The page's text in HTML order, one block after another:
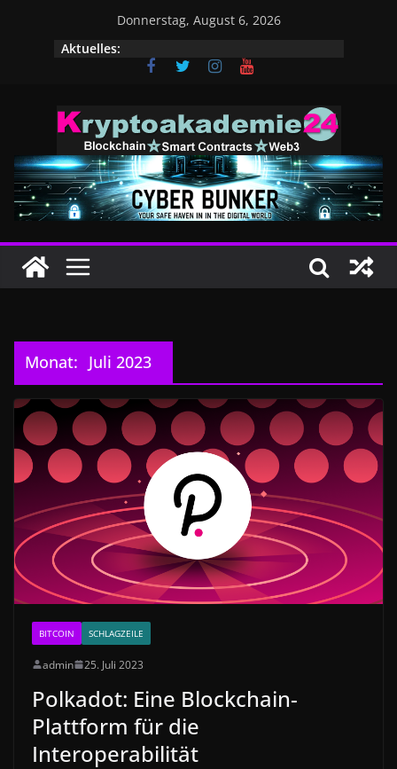
Donnerstag, August 6, 2026
Aktuelles:
Monat: Juli 2023
BITCOIN SCHLAGZEILE
admin 25. Juli 2023
Polkadot: Eine Blockchain-
Plattform für die
Interoperabilität